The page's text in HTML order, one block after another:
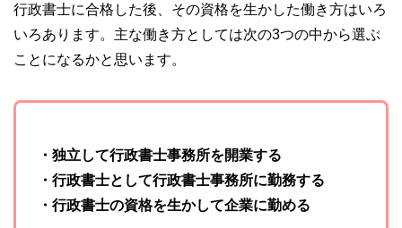
行政書士に合格した後、その資格を生かした働き方はいろ
いろあります。主な働き方としては次の3つの中から選ぶ
ことになるかと思います。
・独立して行政書士事務所を開業する
・行政書士として行政書士事務所に勤務する
・行政書士の資格を生かして企業に勤める